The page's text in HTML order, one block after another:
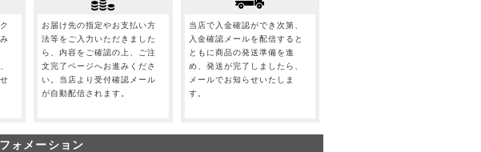
お届け先の指定やお支払い方
法等をご入力いただきました
ら、内容をご確認の上、ご注
文完了ページへお進みくださ
い。当店より受付確認メール
が自動配信されます。
当店で入金確認ができ次第、
入金確認メールを配信すると
ともに商品の発送準備を進
め、発送が完了しましたら、
メールでお知らせいたしま
す。
ォメーション